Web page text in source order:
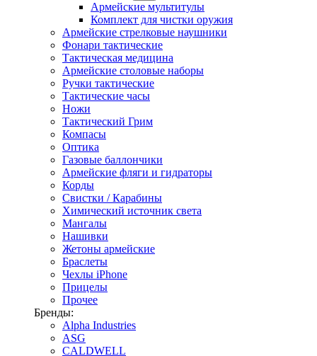
Армейские мультитулы
Комплект для чистки оружия
Армейские стрелковые наушники
Фонари тактические
Тактическая медицина
Армейские столовые наборы
Ручки тактические
Тактические часы
Ножи
Тактический Грим
Компасы
Оптика
Газовые баллончики
Армейские фляги и гидраторы
Корды
Свистки / Карабины
Химический источник света
Мангалы
Нашивки
Жетоны армейские
Браслеты
Чехлы iPhone
Прицелы
Прочее
Бренды:
Alpha Industries
ASG
CALDWELL